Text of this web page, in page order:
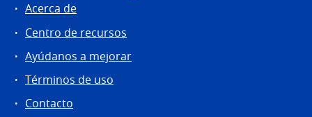
Acerca de
Centro de recursos
Ayúdanos a mejorar
Términos de uso
Contacto